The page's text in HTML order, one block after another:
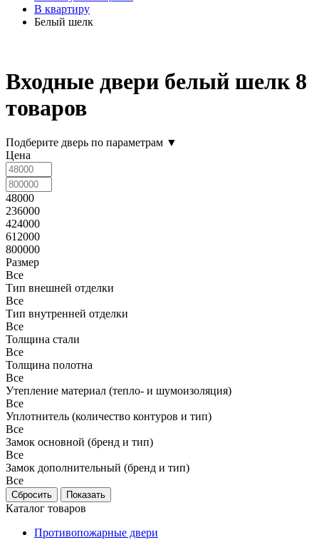
В квартиру
Белый шелк
Входные двери белый шелк 8
товаров
Подберите дверь по параметрам ▼
Цена
48000
236000
424000
612000
800000
Размер
Все
Тип внешней отделки
Все
Тип внутренней отделки
Все
Толщина стали
Все
Толщина полотна
Все
Утепление материал (тепло- и шумоизоляция)
Все
Уплотнитель (количество контуров и тип)
Все
Замок основной (бренд и тип)
Все
Замок дополнительный (бренд и тип)
Все
Каталог товаров
Противопожарные двери